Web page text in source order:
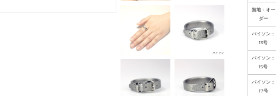
無地：オー
ダー
パイソン：
13号
パイソン：
15号
パイソン：
17号